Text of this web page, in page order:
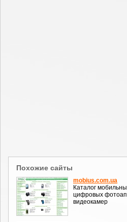
Похожие сайты
mobius.com.ua
Каталог
цифровых
видеокамер